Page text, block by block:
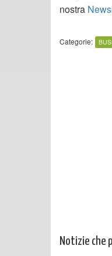
nostra
Categorie:
Notizie che